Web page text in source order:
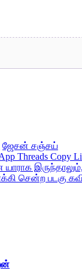
ஜேசன் சஞ்சய்
Threads Copy
யாராக
சென்ற படகு